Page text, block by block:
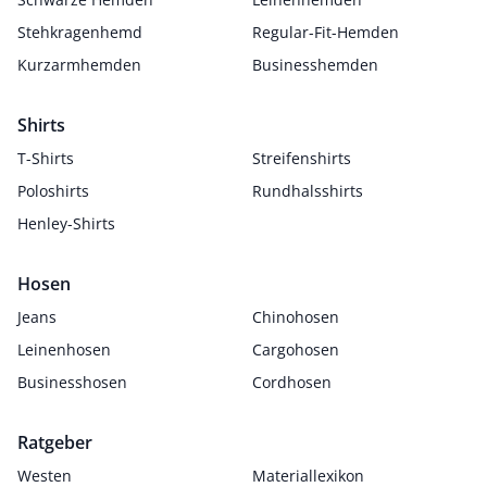
Stehkragenhemd
Regular-Fit-Hemden
Kurzarmhemden
Businesshemden
Shirts
T-Shirts
Streifenshirts
Poloshirts
Rundhalsshirts
Henley-Shirts
Hosen
Jeans
Chinohosen
Leinenhosen
Cargohosen
Businesshosen
Cordhosen
Ratgeber
Westen
Materiallexikon